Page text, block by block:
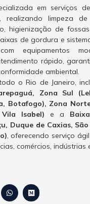
em serviços
realizando limpeza
higienização de
de gordura e
equipamentos
rápido,
ambiental.
o Rio de Janeiro,
Zona Sul
Botafogo), Zona
Isabel) e a
Duque de Caxias,
, oferecendo serviço
comércios, indústrias